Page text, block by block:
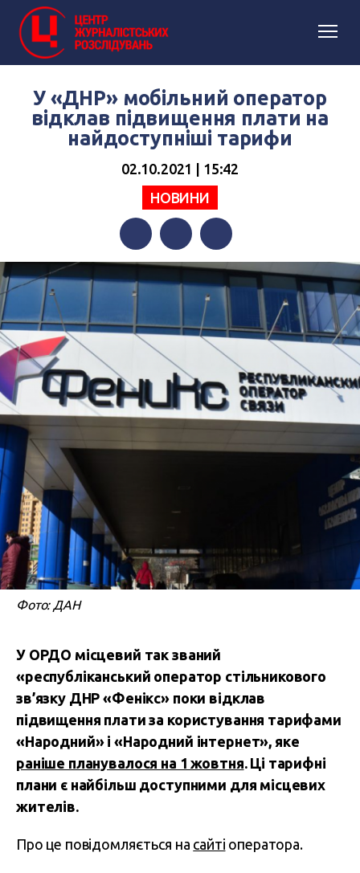
У «ДНР» мобільний оператор
відклав підвищення плати на
найдоступніші тарифи
02.10.2021 | 15:42
НОВИНИ
FacebookTwitterTelegram
Фото: ДАН
У ОРДО місцевий так званий
«республіканський оператор стільникового
зв’язку ДНР «Фенікс» поки відклав
підвищення плати за користування тарифами
«Народний» і «Народний інтернет», яке
раніше планувалося на 1 жовтня. Ці тарифні
плани є найбільш доступними для місцевих
жителів.
Про це повідомляється на сайті оператора.